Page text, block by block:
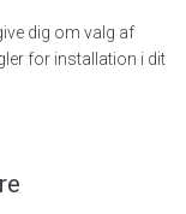
dig om valg af
for installation i dit